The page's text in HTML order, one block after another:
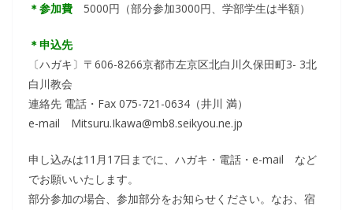
＊参加費 5000円（部分参加3000円、学部学生は半額）
＊申込先
〔ハガキ〕〒606-8266京都市左京区北白川久保田町3- 3北
白川教会
連絡先 電話・Fax 075-721-0634（井川 満）
e-mail Mitsuru.Ikawa@mb8.seikyou.ne.jp
申し込みは11月17日までに、ハガキ・電話・e-mail など
でお願いいたします。
部分参加の場合、参加部分をお知らせください。なお、宿